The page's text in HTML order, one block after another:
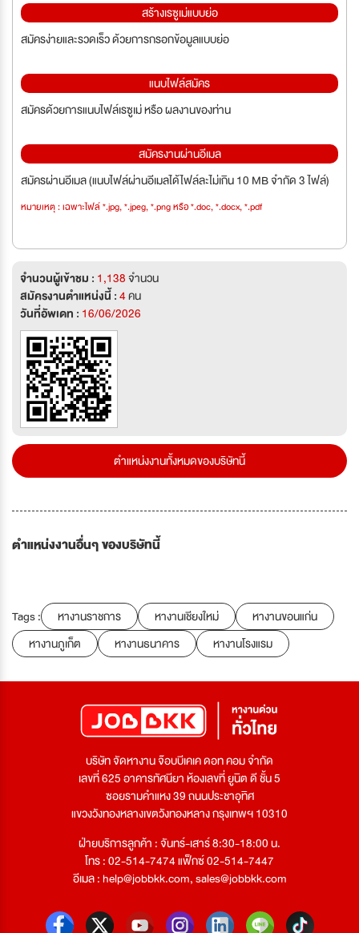
สร้างเรซูเม่แบบย่อ
สมัครง่ายและรวดเร็ว ด้วยการกรอกข้อมูลแบบย่อ
แนบไฟล์สมัคร
สมัครด้วยการแนบไฟล์เรซูเม่ หรือ ผลงานของท่าน
สมัครงานผ่านอีเมล
สมัครผ่านอีเมล (แนบไฟล์ผ่านอีเมลได้ไฟล์ละไม่เกิน 10 MB จำกัด 3 ไฟล์)
หมายเหตุ : เฉพาะไฟล์ *.jpg, *.jpeg, *.png หรือ *.doc, *.docx, *.pdf
จำนวนผู้เข้าชม : 1,138จำนวน
สมัครงานตำแหน่งนี้ :4คน
วันที่อัพเดท : 16/06/2026
ตำแหน่งงานทั้งหมดของบริษัทนี้
ตำแหน่งงานอื่นๆ ของบริษัทนี้
Tags : หางานราชการ หางานเชียงใหม่
หางานขอนแก่น
หางานภูเก็ต
หางานธนาคาร หางานโรงแรม
บริษัท จัดหางาน จ๊อบบีเคเค ดอท คอม จำกัด
เลขที่ 625 อาคารทัศนียา ห้องเลขที่ ยูนิต ดี ชั้น 5
ซอยรามคำแหง 39 ถนนประชาอุทิศ
แขวงวังทองหลางเขตวังทองหลาง กรุงเทพฯ 10310
ฝ่ายบริการลูกค้า : จันทร์-เสาร์ 8:30-18:00 น.
โทร : 02-514-7474 แฟ็กซ์ 02-514-7447
อีเมล :help@jobbkk.com,sales@jobbkk.com